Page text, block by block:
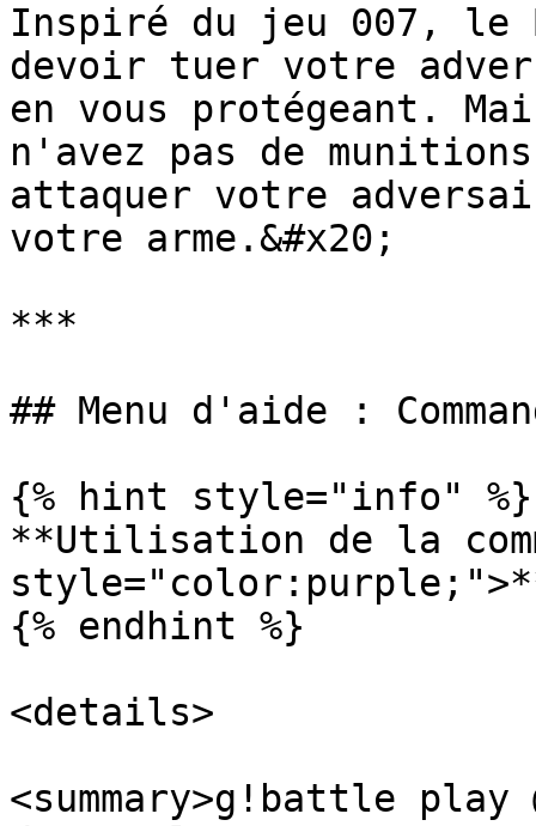
Inspiré du jeu 007, le
devoir tuer votre
en vous protégeant.
n'avez pas de
attaquer votre
votre arme.&#x20;
***
## Menu d'aide :
{% hint style="info" %}
**Utilisation de la
{% endhint %}
<details>
<summary>g!battle